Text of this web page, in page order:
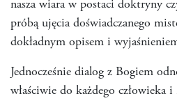
nasza wiara w postaci doktryny
próbą ujęcia doświadczanego
dokładnym opisem i
Jednocześnie dialog z Bogiem
właściwie do każdego człowieka